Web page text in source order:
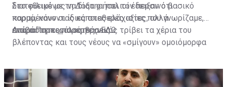
διατεθειμένος να διατηρήσει τον περσινό βασικό
κορμό, κάνοντας κάποιες ελάχιστες, αλλά
απαραίτητες παρεμβάσεις.
Στο φιλικό με τη Δόξα οι παλιοί έδειξαν ότι
παραμένουν οι ίδιες σταθερές αξίες που γνωρίζαμε,
ενώ ο Πορτογάλος τεχνικός τρίβει τα χέρια του
βλέποντας και τους νέους να «σμίγουν» ομοιόμορφα
Διαβάστε περισσότεραΕΔΩ.